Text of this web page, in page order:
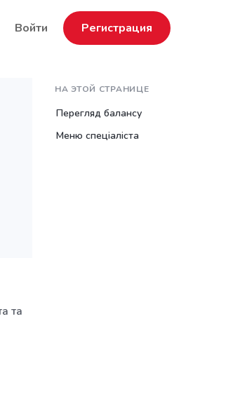
Войти Регистрация
та
НА ЭТОЙ СТРАНИЦЕ
Перегляд балансу
Меню спеціаліста